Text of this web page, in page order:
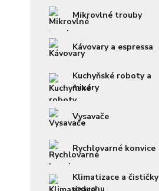
Mikrovlné trouby
Kávovary a espressa
Kuchyňské roboty a
mixéry
Vysavače
Rychlovarné konvice
Klimatizace a čističky